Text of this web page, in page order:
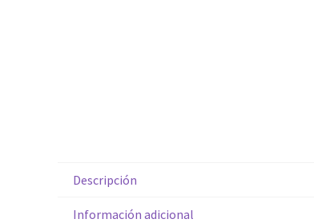
Descripción
Información adicional